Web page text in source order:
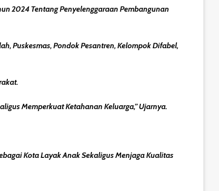
2024 Tentang Penyelenggaraan Pembangunan
Puskesmas, Pondok Pesantren, Kelompok Difabel,
Memperkuat Ketahanan Keluarga,” Ujarnya.
Kota Layak Anak Sekaligus Menjaga Kualitas